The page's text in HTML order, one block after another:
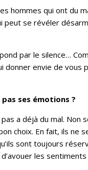
hommes qui ont du
peut se révéler
par le silence…
donner envie de
ses émotions ?
a déjà du mal.
choix. En fait, ils
sont toujours
les